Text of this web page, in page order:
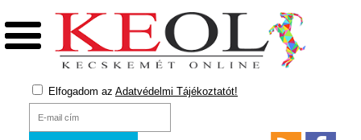
Elfogadom az Adatvédelmi Tájékoztatót!